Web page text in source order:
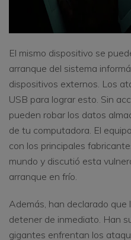
El mismo dispositivo se
arranque del sistema
dispositivos externos. Los
USB para lograr esto. Sin
pueden robar los datos
de tu computadora. El
con los principales
mundo y discutió esta
arranque en frío.
Además, han declarado
detener de inmediato. Han
gigantes enfrentan los